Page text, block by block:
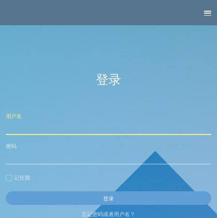
登录
用户名
密码
记住我
忘记密码或者用户名？